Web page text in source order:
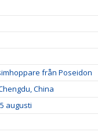
från Poseidon
China
augusti